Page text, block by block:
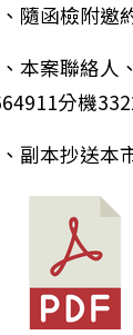
隨函檢附邀
本案聯絡人
分機
副本抄送本